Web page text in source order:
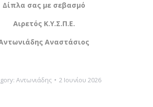
Δίπλα σας με σεβασμό
Αιρετός Κ.Υ.Σ.Π.Ε.
Αναστάσιος
Αντωνιάδης 2 Ιουνίου 2026